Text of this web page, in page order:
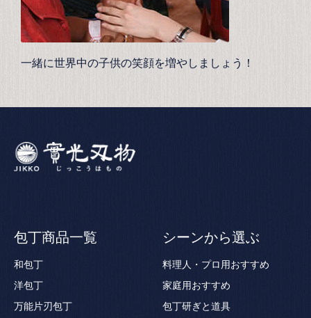
一緒に世界中の子供の笑顔を増やしましょう！
包丁商品一覧
和包丁
洋包丁
万能片刃包丁
シーンから選ぶ
料理人・プロ用おすすめ
家庭用おすすめ
包丁研ぎと道具